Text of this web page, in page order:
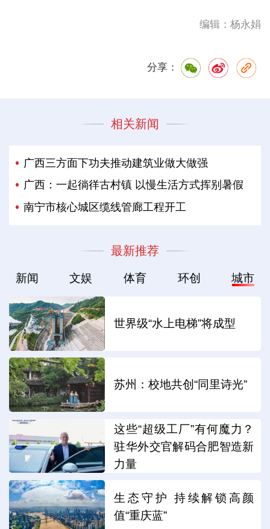
编辑：杨永娟
分享：
相关新闻
广西三方面下功夫推动建筑业做大做强
广西：一起徜徉古村镇 以慢生活方式挥别暑假
南宁市核心城区缆线管廊工程开工
最新推荐
新闻 文娱 体育 环创 城市
世界级“水上电梯”将成型
苏州：校地共创“同里诗光”
这些“超级工厂”有何魔力？
驻华外交官解码合肥智造新
力量
生态守护 持续解锁高颜
值“重庆蓝”